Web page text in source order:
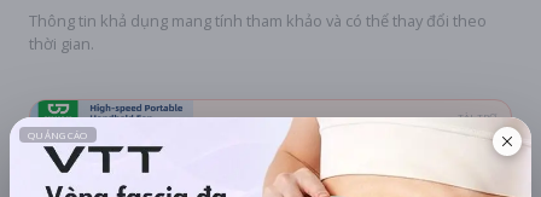
Thông tin khả dụng mang tính tham khảo và có thể thay đổi theo
thời gian.
TÀI TRỢ
Quạt mini GOOJODOQ 4000
mAh di động
Khuyến mãi + free ship